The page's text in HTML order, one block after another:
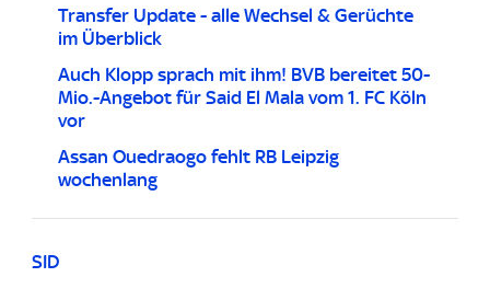
Transfer Update - alle Wechsel & Gerüchte
im Überblick
Auch Klopp sprach mit ihm! BVB bereitet 50-
Mio.-Angebot für Said El Mala vom 1. FC Köln
vor
Assan Ouedraogo fehlt RB Leipzig
wochenlang
SID